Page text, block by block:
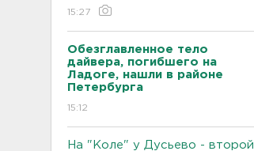
15:27
Обезглавленное тело
дайвера, погибшего на
Ладоге, нашли в районе
Петербурга
15:12
На "Коле" у Дусьево - второй